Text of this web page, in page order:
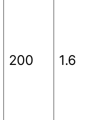
200 1.6